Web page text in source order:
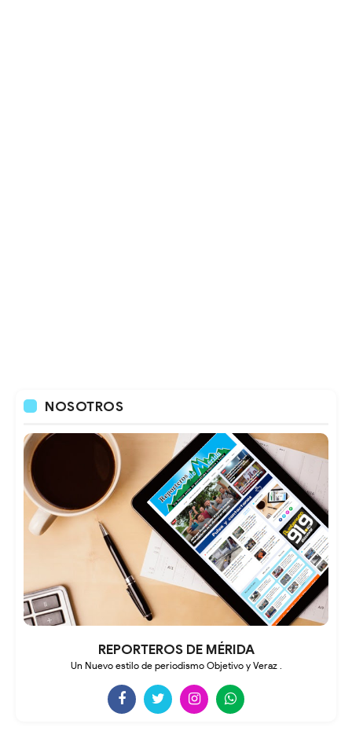
NOSOTROS
REPORTEROS DE MÉRIDA
Un Nuevo estilo de periodismo Objetivo y Veraz .